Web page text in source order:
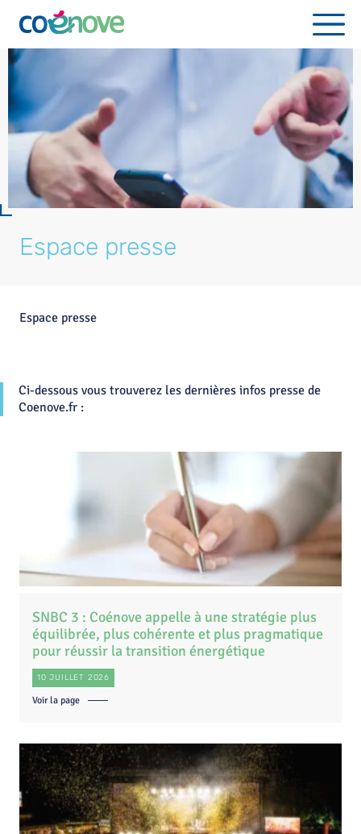
Espace presse
Espace presse
Ci-dessous vous trouverez les dernières infos presse de
Coenove.fr :
SNBC 3 : Coénove appelle à une stratégie plus
équilibrée, plus cohérente et plus pragmatique
pour réussir la transition énergétique
10 JUILLET 2026
Voir la page